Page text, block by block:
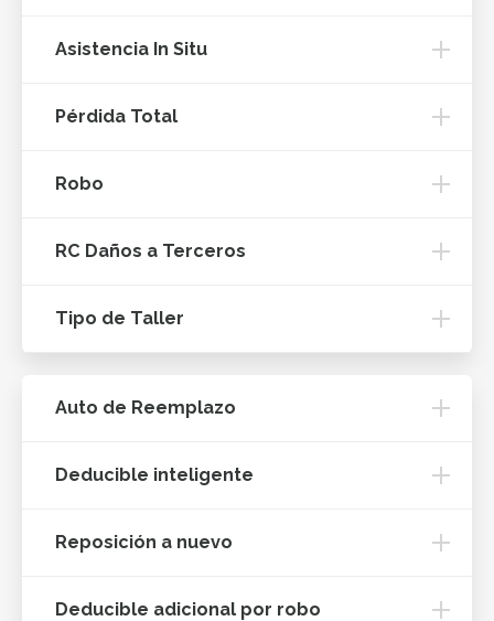
Asistencia In Situ
Pérdida Total
Robo
RC Daños a Terceros
Tipo de Taller
Auto de Reemplazo
Deducible inteligente
Reposición a nuevo
Deducible adicional por robo